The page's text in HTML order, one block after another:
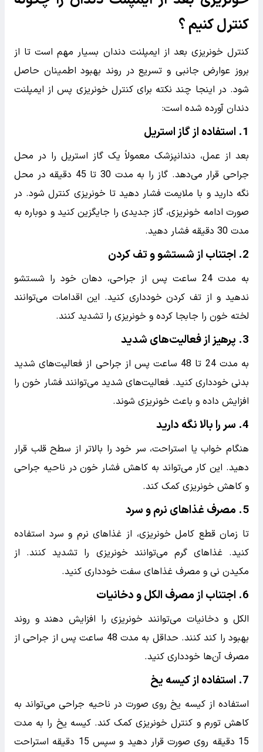
عوارض عدم مراقبت می‌تواند باعث کاهش زیبایی و عملکرد
ایمپلنت شود و بیمار نتواند از مزایای کامل آن بهره‌مند شود.
10. هزینه‌های اضافی درمانی
بروز عوارض نیاز به درمان‌های اضافی و هزینه‌های بیشتری
مجدد و مراقبت‌های پزشکی بیشتر باشد.
خونریزی بعد از ایمپلنت دندان را چگونه
کنترل کنیم ؟
کنترل خونریزی بعد از ایمپلنت دندان بسیار مهم است تا از
بروز عوارض جانبی و تسریع در روند بهبود اطمینان حاصل
شود. در اینجا چند نکته برای کنترل خونریزی پس از ایمپلنت
دندان آورده شده است:
1. استفاده از گاز استریل
بعد از عمل، دندانپزشک معمولاً یک گاز استریل را در محل
نگه دارید و با ملایمت فشار دهید تا خونریزی کنترل شود. در
صورت ادامه خونریزی، گاز جدیدی را جایگزین کنید و دوباره به
مدت 30 دقیقه فشار دهید.
2. اجتناب از شستشو و تف کردن
به مدت 24 ساعت پس از جراحی، دهان خود را شستشو
ندهید و از تف کردن خودداری کنید. این اقدامات می‌توانند
لخته خون را جابجا کرده و خونریزی را تشدید کنند.
3. پرهیز از فعالیت‌های شدید
به مدت 24 تا 48 ساعت پس از جراحی از فعالیت‌های شدید
بدنی خودداری کنید. فعالیت‌های شدید می‌توانند فشار خون را
افزایش داده و باعث خونریزی شوند.